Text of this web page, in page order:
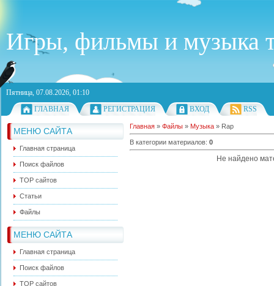
Игры, фильмы и музыка
Пятница, 07.08.2026, 01:10
ГЛАВНАЯ
РЕГИСТРАЦИЯ ВХОД RSS
МЕНЮ САЙТА
Главная страница
Поиск файлов
ТОР сайтов
Статьи
Файлы
МЕНЮ САЙТА
Главная страница
Поиск файлов
ТОР сайтов
Главная » Файлы » Музыка » Rap
В категории материалов: 0
Не найдено